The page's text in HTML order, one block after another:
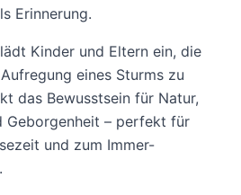
Erinnerung.
Kinder und Eltern ein, die
eines Sturms zu
das Bewusstsein für Natur,
Geborgenheit – perfekt für
und zum Immer-